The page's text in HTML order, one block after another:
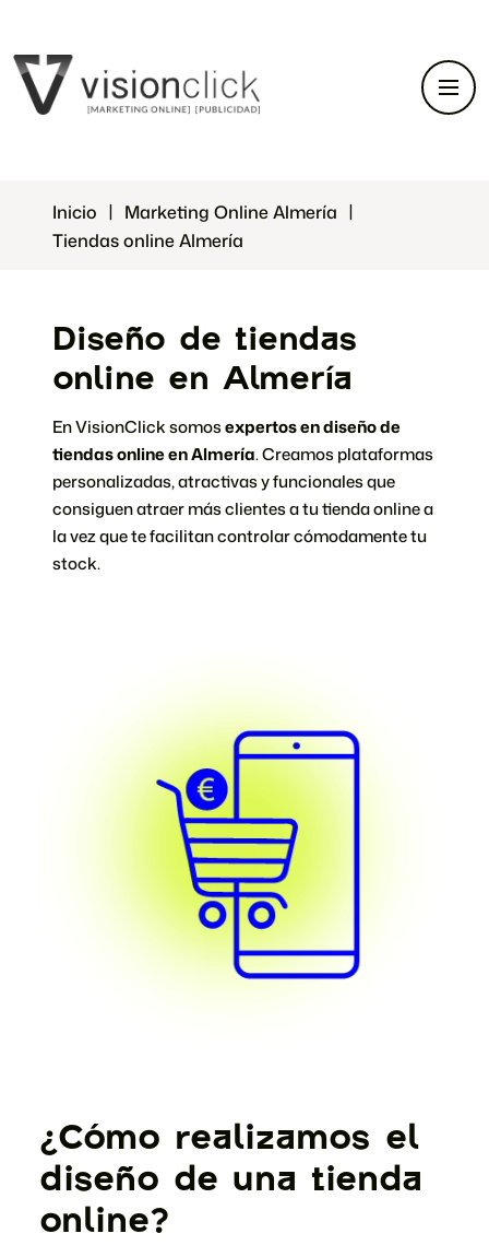
Inicio
Marketing Online Almería
Tiendas online Almería
Diseño de tiendas
online en Almería
En VisionClick somosexpertos en diseño de
tiendas online en Almería. Creamos plataformas
personalizadas, atractivas y funcionales que
consiguen atraer más clientes a tu tienda online a
la vez que te facilitan controlar cómodamente tu
stock.
¿Cómo realizamos el
diseño de una tienda
online?